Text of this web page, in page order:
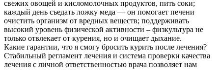
свежих овощей и кисломолочных продуктов, пить соки;
каждый день съедать ложку меда — он помогает печени
очистить организм от вредных веществ; поддерживать
высокий уровень физической активности – физкультура не
только отвлекает от курения, но и очищает дыхание.
Какие гарантии, что я смогу бросить курить после лечения?
Стабильный регламент лечения и система проверки качества
лечения с личной ответственностью врача позволяет нам